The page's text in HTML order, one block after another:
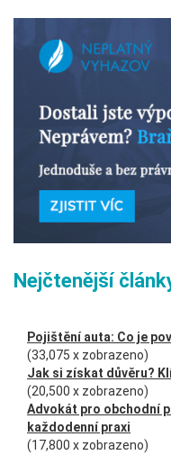
Nejčtenější
Pojištění auta: Co je
(33,075 x zobrazeno)
Jak si získat důvěru?
(20,500 x zobrazeno)
Advokát pro obchodní
každodenní praxi
(17,800 x zobrazeno)